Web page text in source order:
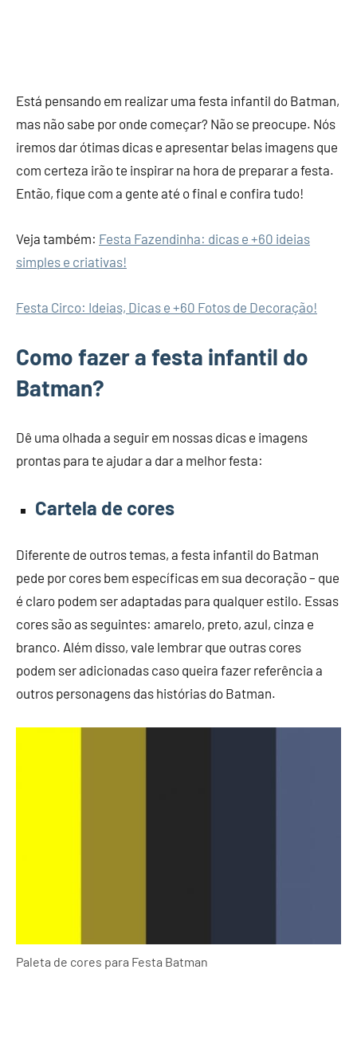
Está pensando em realizar uma festa infantil do Batman,
mas não sabe por onde começar? Não se preocupe. Nós
iremos dar ótimas dicas e apresentar belas imagens que
com certeza irão te inspirar na hora de preparar a festa.
Então, fique com a gente até o final e confira tudo!
Veja também: Festa Fazendinha: dicas e +60 ideias
simples e criativas!
Festa Circo: Ideias, Dicas e +60 Fotos de Decoração!
Como fazer a festa infantil do
Batman?
Dê uma olhada a seguir em nossas dicas e imagens
prontas para te ajudar a dar a melhor festa:
Cartela de cores
Diferente de outros temas, a festa infantil do Batman
pede por cores bem específicas em sua decoração – que
é claro podem ser adaptadas para qualquer estilo. Essas
cores são as seguintes: amarelo, preto, azul, cinza e
branco. Além disso, vale lembrar que outras cores
podem ser adicionadas caso queira fazer referência a
outros personagens das histórias do Batman.
Paleta de cores para Festa Batman